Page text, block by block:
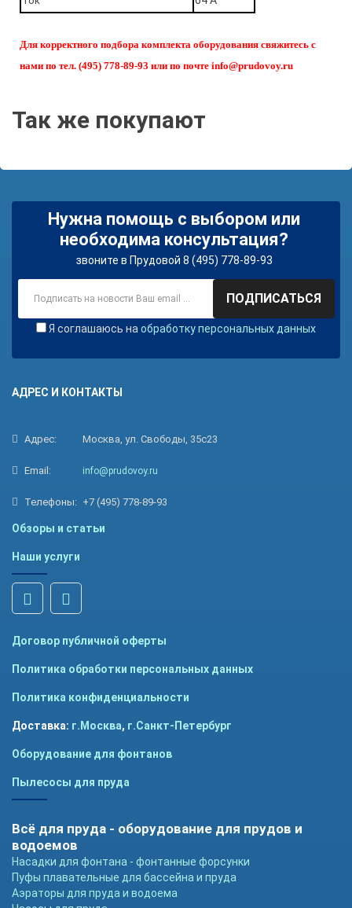
Для корректного подбора комплекта оборудования свяжитесь с
нами по тел. (495) 778-89-93 или по почте info@prudovoy.ru
Так же покупают
Нужна помощь с выбором или
необходима консультация?
звоните в Прудовой 8 (495) 778-89-93
ПОДПИСАТЬСЯ
Я соглашаюсь на обработку персональных данных
АДРЕС И КОНТАКТЫ
Адрес: Москва, ул. Свободы, 35с23
Email: info@prudovoy.ru
Телефоны: +7 (495) 778-89-93
Обзоры и статьи
Наши услуги
Договор публичной оферты
Политика обработки персональных данных
Политика конфиденциальности
Доставка: г.Москва, г.Санкт-Петербург
Оборудование для фонтанов
Пылесосы для пруда
Всё для пруда - оборудование для прудов и
водоемов
Насадки для фонтана - фонтанные форсунки
Пуфы плавательные для бассейна и пруда
Аэраторы для пруда и водоема